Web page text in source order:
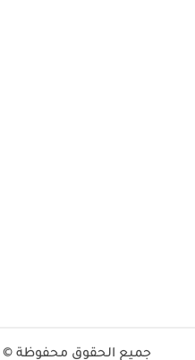
جميع الحقوق محفوظة ©